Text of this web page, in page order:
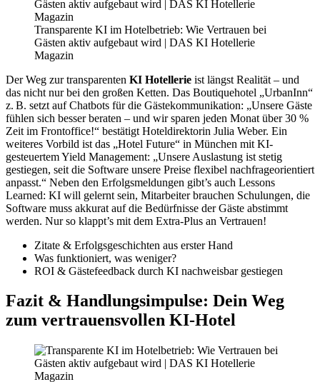
Transparente KI im Hotelbetrieb: Wie Vertrauen bei
Gästen aktiv aufgebaut wird | DAS KI Hotellerie
Magazin
Der Weg zur transparenten KI Hotellerie ist längst Realität – und
das nicht nur bei den großen Ketten. Das Boutiquehotel „UrbanInn“
z. B. setzt auf Chatbots für die Gästekommunikation: „Unsere Gäste
fühlen sich besser beraten – und wir sparen jeden Monat über 30 %
Zeit im Frontoffice!“ bestätigt Hoteldirektorin Julia Weber. Ein
weiteres Vorbild ist das „Hotel Future“ in München mit KI-
gesteuertem Yield Management: „Unsere Auslastung ist stetig
gestiegen, seit die Software unsere Preise flexibel nachfrageorientiert
anpasst.“ Neben den Erfolgsmeldungen gibt’s auch Lessons
Learned: KI will gelernt sein, Mitarbeiter brauchen Schulungen, die
Software muss akkurat auf die Bedürfnisse der Gäste abstimmt
werden. Nur so klappt’s mit dem Extra-Plus an Vertrauen!
Zitate & Erfolgsgeschichten aus erster Hand
Was funktioniert, was weniger?
ROI & Gästefeedback durch KI nachweisbar gestiegen
Fazit & Handlungsimpulse: Dein Weg
zum vertrauensvollen KI-Hotel